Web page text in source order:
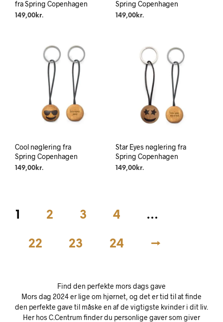
fra Spring Copenhagen
149,00 kr.
Spring Copenhagen
149,00kr.
Cool nøglering fra
Spring Copenhagen
149,00 kr.
Star Eyes nøglering fra
Spring Copenhagen
149,00kr.
1 2 3 4 …
22 23 24 →
Find den perfekte mors dags gave
Mors dag 2024 er lige om hjørnet, og det er tid til at finde
den perfekte gave til måske en af de vigtigste kvinder i dit liv.
Her hos C.Centrum finder du personlige gaver som giver